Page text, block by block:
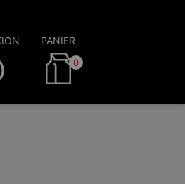
PANIER
0